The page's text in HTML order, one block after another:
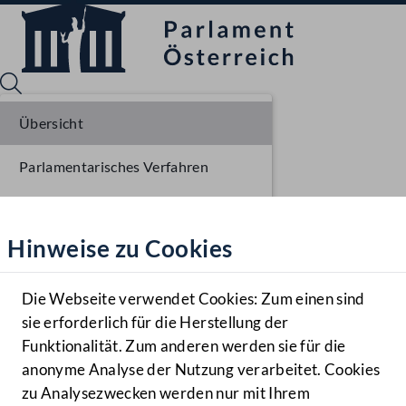
Hilfe
Benutzer
Navigationsmenü öffnen
MENÜ
Hinweise zu Cookies
Die Webseite verwendet Cookies: Zum einen sind
sie erforderlich für die Herstellung der
Funktionalität. Zum anderen werden sie für die
anonyme Analyse der Nutzung verarbeitet. Cookies
zu Analysezwecken werden nur mit Ihrem
Übersicht
Parlamentarisches Verfahren
Liste der Rednerinnen und Redner
Sitzungsdokumente